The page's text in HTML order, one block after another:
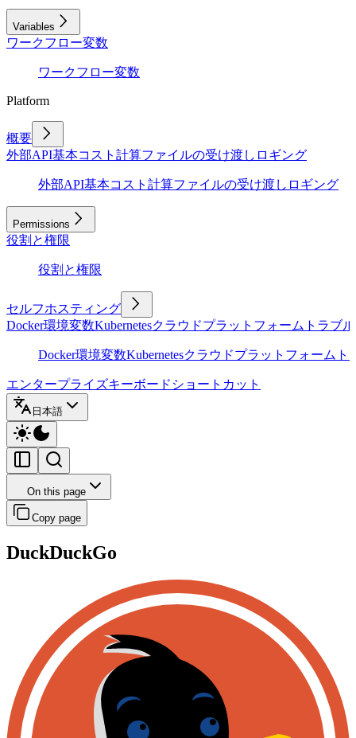
Variables
ワークフロー変数
ワークフロー変数
Platform
概要
外部API基本コスト計算ファイルの受け渡し ロギング
外部API基本コスト計算ファイルの受け渡し ロギング
Permissions
役割と権限
役割と権限
セルフホスティング
Docker環境変数Kubernetesクラウドプラットフォーム トラブ
Docker環境変数Kubernetesクラウドプラットフォーム ト
エンタープライズキーボードショートカット
日本語
On this page
Copy page
DuckDuckGo